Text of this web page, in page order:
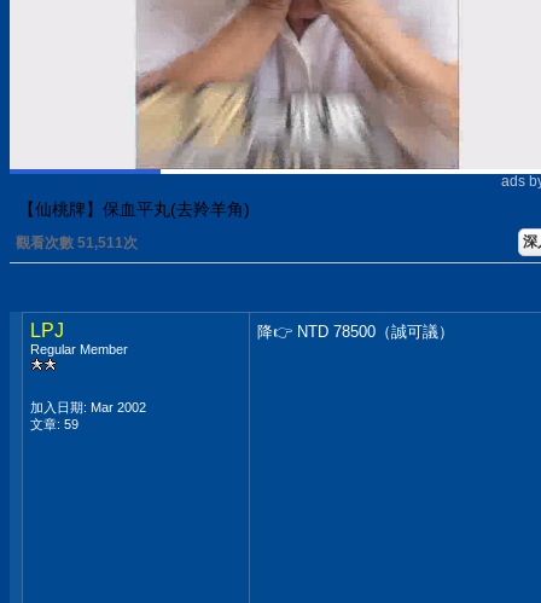
ads
【仙桃牌】保血平丸(去羚羊角)
觀看次數 51,511次 深
LPJ
Regular Member
加入日期: Mar 2002
文章: 59
降👉 NTD 78500（誠可議）